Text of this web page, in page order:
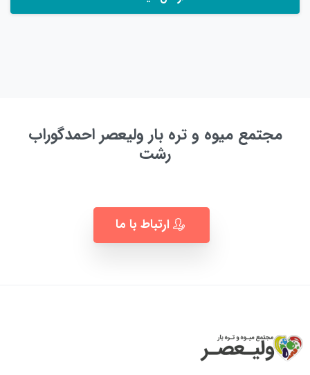
مجتمع میوه و تره بار ولیعصر احمدگوراب
رشت
ارتباط با ما